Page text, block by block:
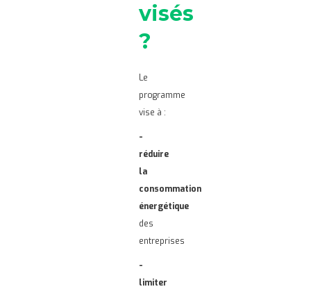
visés
?
Le
programme
vise à :
-
réduire
la
consommation
énergétique
des
entreprises
-
limiter